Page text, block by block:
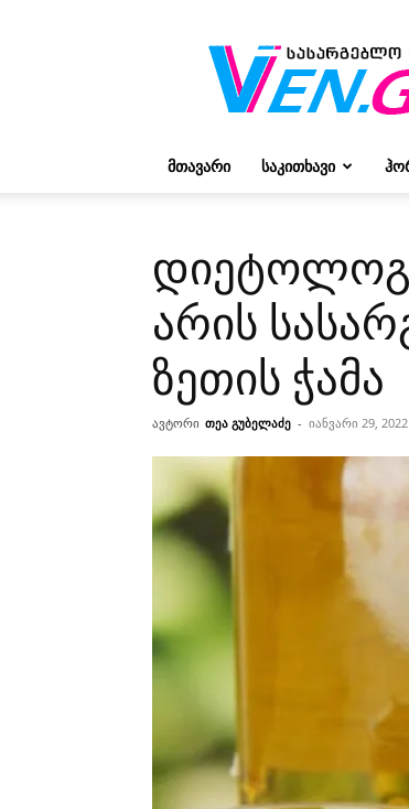
ᲛᲗᲐᲕᲐᲠᲘ ᲡᲐᲙᲘᲗᲮᲐᲕᲘ
არის
ზეთის ჭამა
ავტორი თეა გუბელაძე - იანვარი 29, 2022